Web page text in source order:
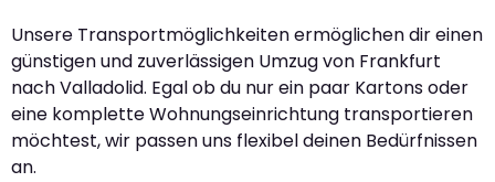
Unsere Transportmöglichkeiten ermöglichen dir einen
günstigen und zuverlässigen Umzug von Frankfurt
nach Valladolid. Egal ob du nur ein paar Kartons oder
eine komplette Wohnungseinrichtung transportieren
möchtest, wir passen uns flexibel deinen Bedürfnissen
an.